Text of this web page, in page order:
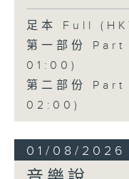
足本 Full
第一部份
01:00)
第二部份
02:00)
01/08/2026